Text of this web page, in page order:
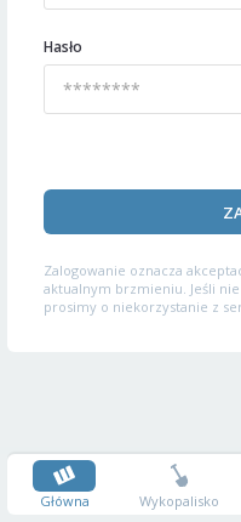
Hasło
Zalogowanie oznacza
aktualnym brzmieniu. Jeśli
prosimy o niekorzystanie z
Główna Wykopalisko